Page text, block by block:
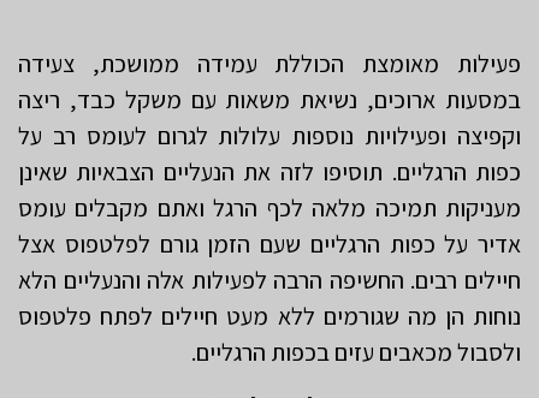
פעילות מאומצת הכוללת עמידה ממושכת, צעידה
במסעות ארוכים, נשיאת משאות עם משקל כבד, ריצה
וקפיצה ופעילויות נוספות עלולות לגרום לעומס רב על
כפות הרגליים. תוסיפו לזה את הנעליים הצבאיות שאינן
מעניקות תמיכה מלאה לכף הרגל ואתם מקבלים עומס
אדיר על כפות הרגליים שעם הזמן גורם לפלטפוס אצל
חיילים רבים. החשיפה הרבה לפעילות אלה והנעליים הלא
נוחות הן מה שגורמים ללא מעט חיילים לפתח פלטפוס
ולסבול מכאבים עזים בכפות הרגליים.